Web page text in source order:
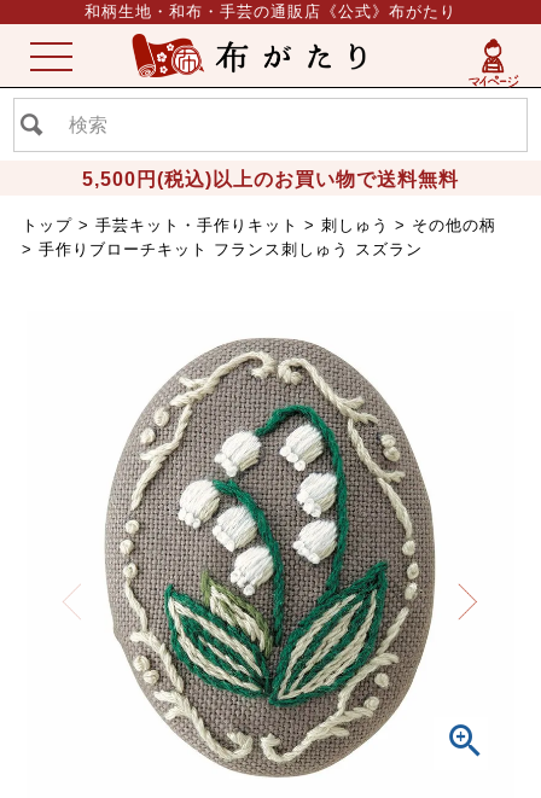
和柄生地・和布・手芸の通販店《公式》布がたり
5,500円(税込)以上のお買い物で送料無料
ME
NU
トップ 手芸キット・手作りキット 刺しゅう
その他の柄
手作りブローチキット フランス刺しゅう スズラン